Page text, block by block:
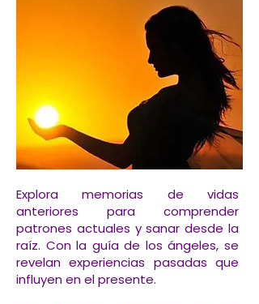
Explora memorias de vidas
anteriores para comprender
patrones actuales y sanar desde la
raíz. Con la guía de los ángeles, se
revelan experiencias pasadas que
influyen en el presente.